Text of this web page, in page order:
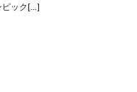
ック[…]